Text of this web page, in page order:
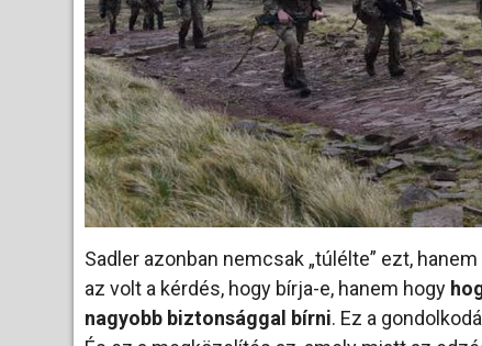
Sadler azonban nemcsak „túlélte” ezt,
az volt a kérdés, hogy bírja-e, hanem hogy
nagyobb biztonsággal bírni. Ez a